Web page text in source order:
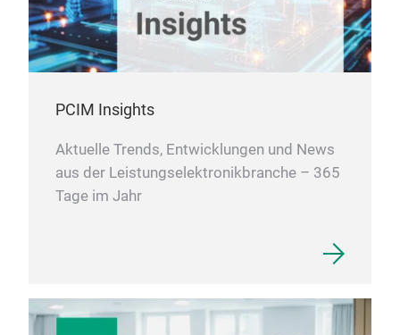
PCIM Insights
Aktuelle Trends, Entwicklungen und News
aus der Leistungselektronikbranche – 365
Tage im Jahr